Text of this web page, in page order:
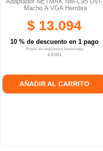
Macho A VGA Hembra
$ 13.094
10 % de descuento en 1 pago
Precio sin Impuestos Nacionales
$ 10.821
AÑADIR AL CARRITO